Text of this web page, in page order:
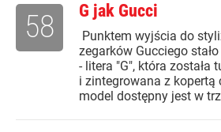
G jak Gucci
Punktem wyjścia do
zegarków Gucciego
- litera "G", która została
i zintegrowana z kopertą
model dostępny jest w
58